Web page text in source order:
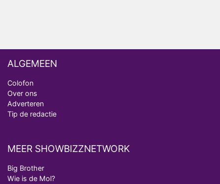
ALGEMEEN
Colofon
Over ons
Adverteren
Tip de redactie
MEER SHOWBIZZNETWORK
Big Brother
Wie is de Mol?